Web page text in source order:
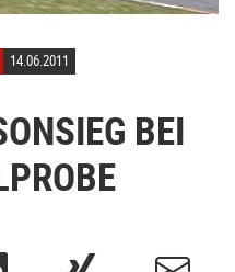
14.06.2011
BEI